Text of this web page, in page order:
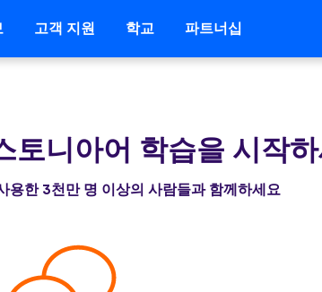
고객 지원 학교 파트너십
토니아어 학습을 시작
용한 3천만 명 이상의 사람들과 함께하세요